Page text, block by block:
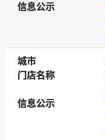
信息公示
信息公示
城市
城市
门店名称
门店名称
信息公示
信息公示